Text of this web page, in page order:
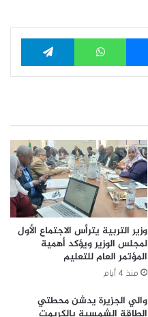
ماسنجر واتساب
وزير التربية يترأس الاجتماع الأول
لمجلس الوزير ويؤكد أهمية
المؤتمر العام للتعليم
منذ 4 أيام
والي الجزيرة يدشن محطتي